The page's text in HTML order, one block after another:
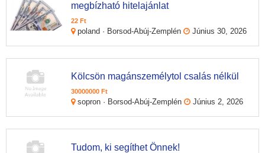
megbízható hitelajánlat
22 Ft
poland · Borsod-Abúj-Zemplén Június 30, 2026
Kölcsön magánszemélytol csalás nélkül
30000000 Ft
sopron · Borsod-Abúj-Zemplén Június 2, 2026
Tudom, ki segíthet Önnek!